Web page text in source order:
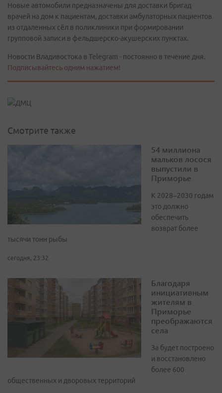
Новые автомобили предназначены для доставки бригад
врачей на дом к пациентам, доставки амбулаторных пациентов
из отдаленных сёл в поликлиники при формировании
групповой записи в фельдшерско-акушерских пунктах.
Новости Владивостока в Telegram - постоянно в течение дня.
Подписывайтесь одним нажатием!
Смотрите также
54 миллиона
мальков лосося
выпустили в
Приморье
К 2028–2030 годам
это должно
обеспечить
возврат более
тысячи тонн рыбы
сегодня, 23:32
Благодаря
инициативным
жителям в
Приморье
преображаются
села
За будет построено
и восстановлено
более 600
общественных и дворовых территорий